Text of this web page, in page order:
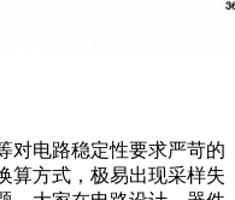
对电路稳定性要求严苛的
算方式，极易出现采样失